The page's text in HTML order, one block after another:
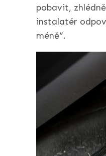
pobavit,
instalatér
méně“.